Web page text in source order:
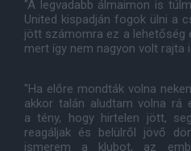
"A legvadabb álmaimon is
United kispadján fogok ülni a
jött számomra ez a lehetőség
mert így nem nagyon volt rajta
"Ha előre mondták volna
akkor talán aludtam volna rá
a tény, hogy hirtelen jött,
reagáljak és belülről jövő
ismerem a klubot, az